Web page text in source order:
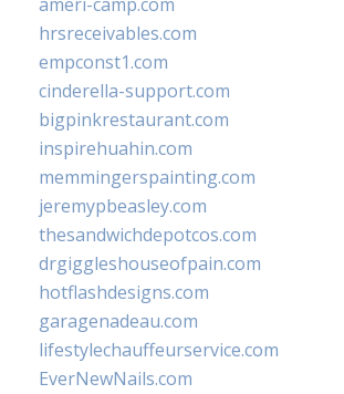
hrsreceivables.com
empconst1.com
cinderella-support.com
bigpinkrestaurant.com
inspirehuahin.com
memmingerspainting.com
jeremypbeasley.com
thesandwichdepotcos.com
drgiggleshouseofpain.com
hotflashdesigns.com
garagenadeau.com
lifestylechauffeurservice.com
EverNewNails.com